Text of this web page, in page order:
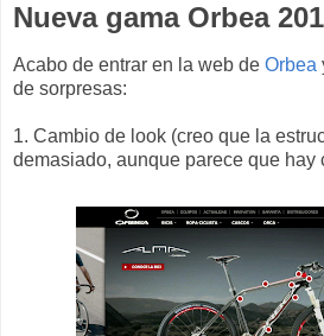
Nueva gama Orbea
Acabo de entrar en la web de Orbea
de sorpresas:
1. Cambio de look (creo que la
demasiado, aunque parece que hay